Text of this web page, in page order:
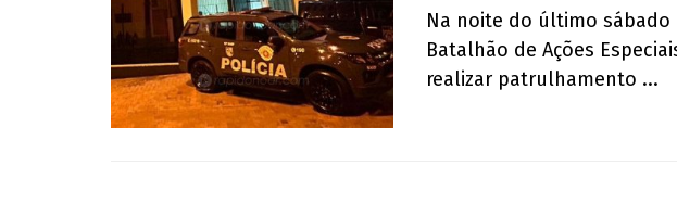
Na noite do último sábado
Batalhão de Ações
realizar patrulhamento ...